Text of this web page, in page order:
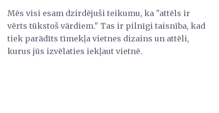
Mēs visi esam dzirdējuši teikumu, ka "attēls ir
vērts tūkstoš vārdiem." Tas ir pilnīgi taisnība, kad
tiek parādīts tīmekļa vietnes dizains un attēli,
kurus jūs izvēlaties iekļaut vietnē.